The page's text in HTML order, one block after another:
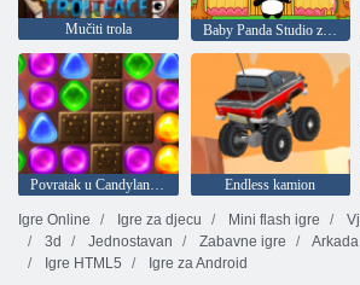
Mučiti trola Baby Panda Studio za miješanje boja
Endless kamion
Igre Online
Igre za djecu Mini flash igre
3d
Jednostavan Zabavne igre Arkada
Igre HTML5
Igre za Android